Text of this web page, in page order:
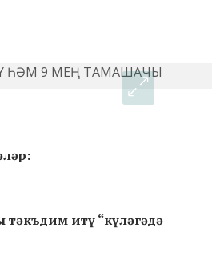
тәкъдим итү “күләгәдә